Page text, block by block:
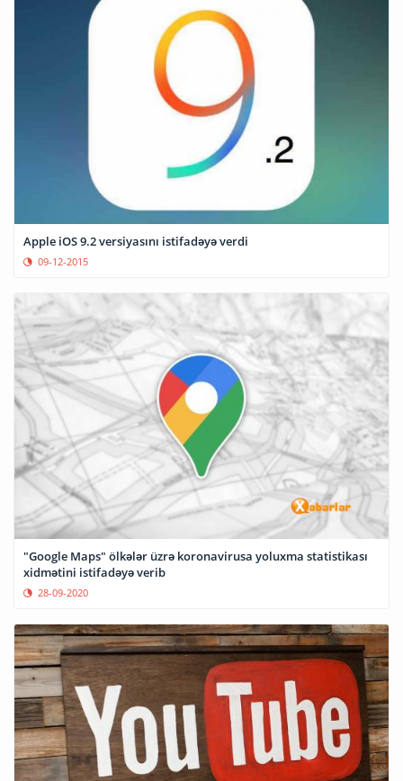
Apple iOS 9.2 versiyasını istifadəyə verdi
09-12-2015
"Google Maps" ölkələr üzrə koronavirusa yoluxma statistikası
xidmətini istifadəyə verib
28-09-2020